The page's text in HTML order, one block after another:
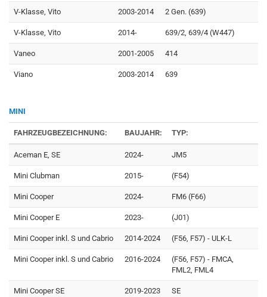
V-Klasse, Vito 2003-2014 2 Gen. (639)
V-Klasse, Vito 2014- 639/2, 639/4 (W447)
Vaneo 2001-2005 414
Viano 2003-2014 639
MINI
FAHRZEUGBEZEICHNUNG: BAUJAHR: TYP:
Aceman E, SE 2024- JM5
Mini Clubman 2015- (F54)
Mini Cooper 2024- FM6 (F66)
Mini Cooper E 2023- (J01)
Mini Cooper inkl. S und Cabrio 2014-2024 (F56, F57) - ULK-L
Mini Cooper inkl. S und Cabrio 2016-2024
(F56, F57) - FMCA,
FML2, FML4
Mini Cooper SE 2019-2023 SE